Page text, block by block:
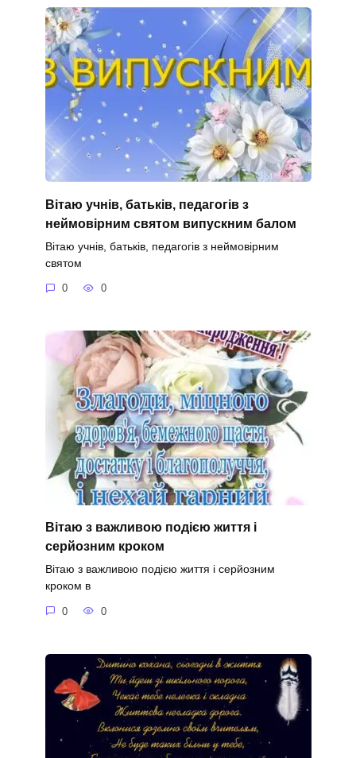
Вітаю учнів, батьків, педагогів з
неймовірним святом випускним балом
Вітаю учнів, батьків, педагогів з неймовірним
святом
0 0
Вітаю з важливою подією життя і
серйозним кроком
Вітаю з важливою подією життя і серйозним
кроком в
0 0